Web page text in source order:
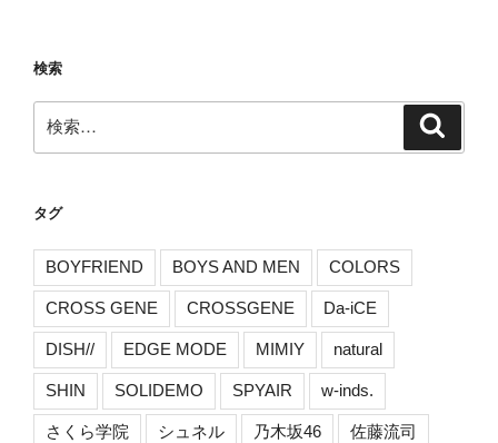
検索
索:
タグ
BOYFRIEND BOYS AND MEN COLORS
CROSS GENE CROSSGENE Da-iCE
DISH// EDGE MODE MIMIY natural
SHIN SOLIDEMO SPYAIR w-inds.
さくら学院 シュネル 乃木坂46 佐藤流司